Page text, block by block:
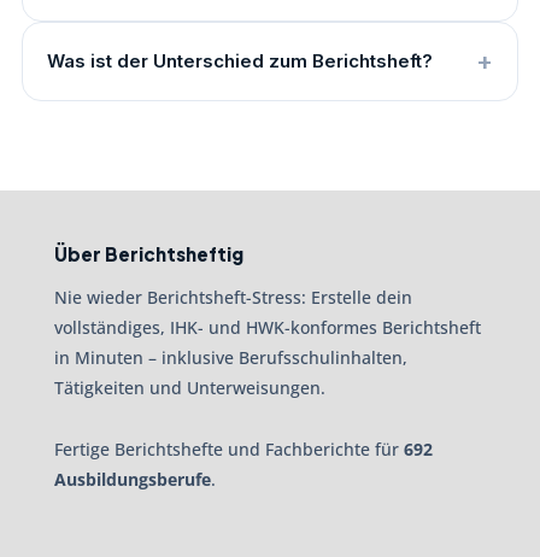
Was ist der Unterschied zum Berichtsheft?
Über Berichtsheftig
Nie wieder Berichtsheft-Stress: Erstelle dein
vollständiges, IHK- und HWK-konformes Berichtsheft
in Minuten – inklusive Berufsschulinhalten,
Tätigkeiten und Unterweisungen.
Fertige Berichtshefte und Fachberichte für 692
Ausbildungsberufe.